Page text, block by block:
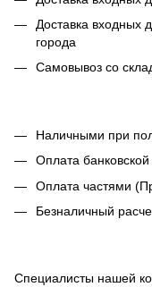
Доставка входных
города
Самовывоз со
Наличными при
Оплата банковской
Оплата частями
Безналичный
Специалисты нашей